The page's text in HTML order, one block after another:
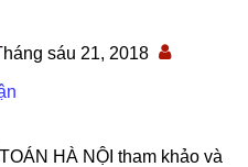
sáu 21, 2018
HÀ NỘI tham khảo và